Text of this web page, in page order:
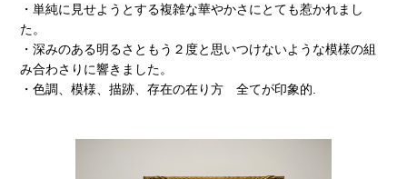
・単純に見せようとする複雑な華やかさにとても惹かれまし
た。
・深みのある明るさともう２度と思いつけないような模様の組
み合わさりに響きました。
・色調、模様、描跡、存在の在り方 全てが印象的.